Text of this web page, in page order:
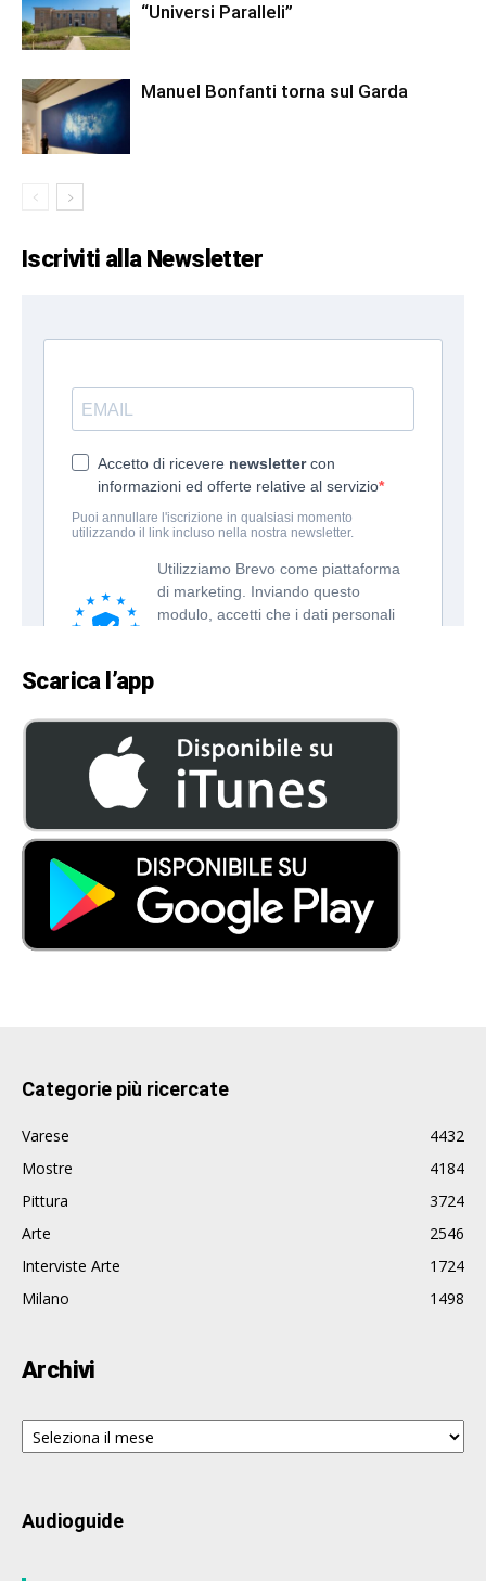
“Universi Paralleli”
Manuel Bonfanti torna sul Garda
Iscriviti alla Newsletter
Scarica l’app
Categorie più ricercate
Varese
4432
Mostre
4184
Pittura
3724
Arte
2546
Interviste Arte
1724
Milano
1498
Archivi
Archivi
Audioguide